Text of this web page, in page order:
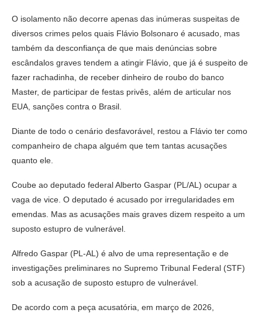
O isolamento não decorre apenas das inúmeras suspeitas de
diversos crimes pelos quais Flávio Bolsonaro é acusado, mas
também da desconfiança de que mais denúncias sobre
escândalos graves tendem a atingir Flávio, que já é suspeito de
fazer rachadinha, de receber dinheiro de roubo do banco
Master, de participar de festas privês, além de articular nos
EUA, sanções contra o Brasil.
Diante de todo o cenário desfavorável, restou a Flávio ter como
companheiro de chapa alguém que tem tantas acusações
quanto ele.
Coube ao deputado federal Alberto Gaspar (PL/AL) ocupar a
vaga de vice. O deputado é acusado por irregularidades em
emendas. Mas as acusações mais graves dizem respeito a um
suposto estupro de vulnerável.
Alfredo Gaspar (PL-AL) é alvo de uma representação e de
investigações preliminares no Supremo Tribunal Federal (STF)
sob a acusação de suposto estupro de vulnerável.
De acordo com a peça acusatória, em março de 2026,